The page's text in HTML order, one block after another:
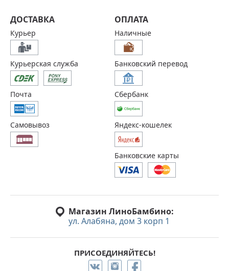
Магазин ЛиноБамбино:
ул. Алабяна, дом 3 корп 1
ПРИСОЕДИНЯЙТЕСЬ!
ДОСТАВКА
Курьер
Курьерская служба
Почта
Самовывоз
ОПЛАТА
Наличные
Банковский перевод
Сбербанк
Яндекс-кошелек
Банковские карты